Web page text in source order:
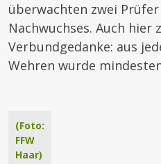
überwachten zwei
Nachwuchses. Auch hier
Verbundgedanke: aus
Wehren wurde
(Foto:
FFW
Haar)